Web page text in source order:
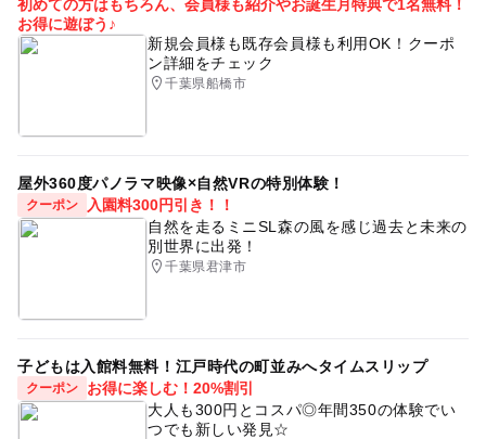
初めての方はもちろん、会員様も紹介やお誕生月特典で1名無料！
お得に遊ぼう♪
新規会員様も既存会員様も利用OK！クーポ
ン詳細をチェック
千葉県船橋市
屋外360度パノラマ映像×自然VRの特別体験！
クーポン
入園料300円引き！！
自然を走るミニSL森の風を感じ過去と未来の
別世界に出発！
千葉県君津市
子どもは入館料無料！江戸時代の町並みへタイムスリップ
クーポン
お得に楽しむ！20%割引
大人も300円とコスパ◎年間350の体験でい
つでも新しい発見☆